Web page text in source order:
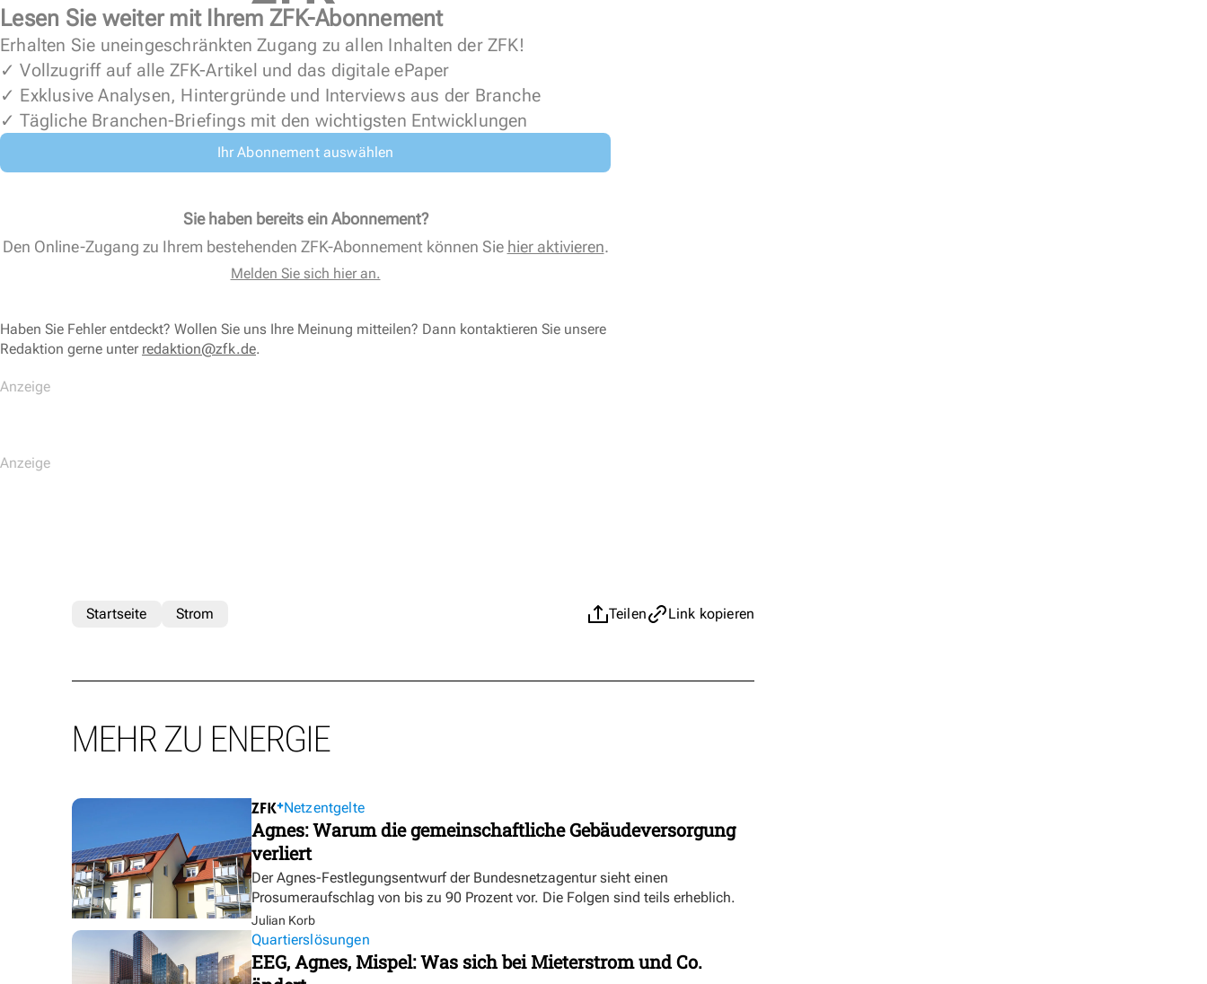
Lesen Sie weiter mit Ihrem ZFK-Abonnement
Erhalten Sie uneingeschränkten Zugang zu allen Inhalten der ZFK!
✓ Vollzugriff auf alle ZFK-Artikel und das digitale ePaper
✓ Exklusive Analysen, Hintergründe und Interviews aus der Branche
✓ Tägliche Branchen-Briefings mit den wichtigsten Entwicklungen
Ihr Abonnement auswählen
Sie haben bereits ein Abonnement?
Den Online-Zugang zu Ihrem bestehenden ZFK-Abonnement können Sie hier aktivieren.
Melden Sie sich hier an.
Haben Sie Fehler entdeckt? Wollen Sie uns Ihre Meinung mitteilen? Dann kontaktieren Sie unsere
Redaktion gerne unter redaktion@zfk.de.
Teilen Link kopieren
Startseite Strom
MEHR ZU ENERGIE
Netzentgelte
Agnes: Warum die gemeinschaftliche Gebäudeversorgung
verliert
Der Agnes-Festlegungsentwurf der Bundesnetzagentur sieht einen
Prosumeraufschlag von bis zu 90 Prozent vor. Die Folgen sind teils erheblich.
Julian Korb
Quartierslösungen
EEG, Agnes, Mispel: Was sich bei Mieterstrom und Co.